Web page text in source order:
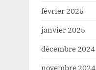
février 2025
janvier 2025
décembre 2024
novembre 2024